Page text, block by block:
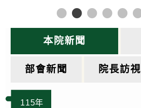
本院新聞
部會新聞 院長訪視
115年